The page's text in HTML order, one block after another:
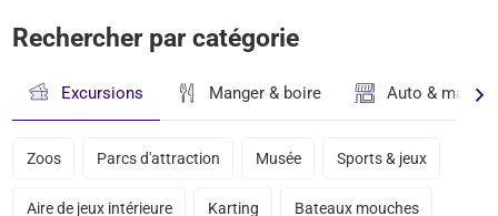
Rechercher par catégorie
Excursions Manger & boire Auto &
Zoos Parcs d'attraction Musée Sports & jeux
Aire de jeux intérieure Karting Bateaux mouches